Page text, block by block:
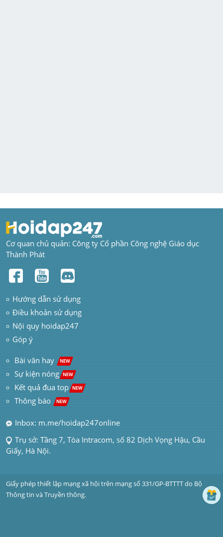
Cơ quan chủ quản: Công ty Cổ phần Công nghệ Giáo dục
Thành Phát
Hướng dẫn sử dụng
Điều khoản sử dụng
Nội quy hoidap247
Góp ý
Bài văn hay NEW
Sự kiện nóng NEW
Kết quả đua top NEW
Thông báo NEW
Inbox: m.me/hoidap247online
Trụ sở: Tầng 7, Tòa Intracom, số 82 Dịch Vọng Hậu, Cầu
Giấy, Hà Nội.
Giấy phép thiết lập mạng xã hội trên mạng số 331/GP-BTTTT do Bộ
Thông tin và Truyền thông.